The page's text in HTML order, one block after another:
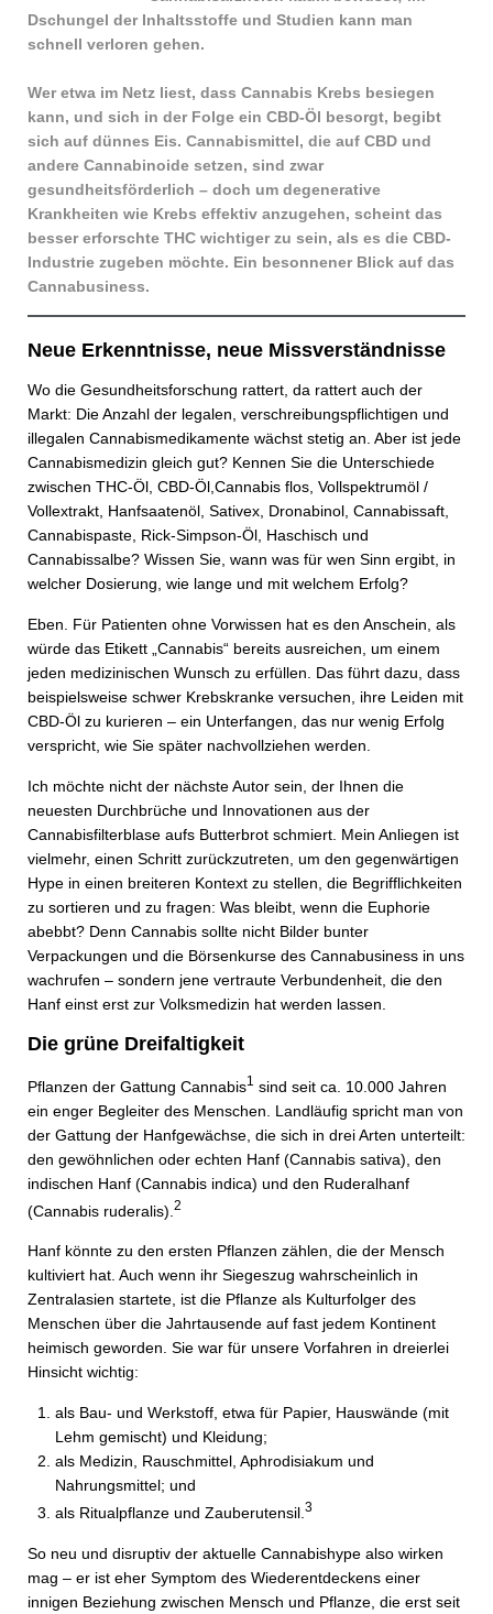
Dschungel der Inhaltsstoffe und Studien kann man
schnell verloren gehen.
Wer etwa im Netz liest, dass Cannabis Krebs besiegen
kann, und sich in der Folge ein CBD-Öl besorgt, begibt
sich auf dünnes Eis. Cannabismittel, die auf CBD und
andere Cannabinoide setzen, sind zwar
gesundheitsförderlich – doch um degenerative
Krankheiten wie Krebs effektiv anzugehen, scheint das
besser erforschte THC wichtiger zu sein, als es die CBD-
Industrie zugeben möchte. Ein besonnener Blick auf das
Canna­business.
Neue Erkenntnisse, neue Missverständnisse
Wo die Gesundheitsforschung rattert, da rattert auch der
Markt: Die Anzahl der legalen, verschreibungspflichtigen und
illegalen Cannabismedikamente wächst stetig an. Aber ist jede
Cannabismedizin gleich gut? Kennen Sie die Unterschiede
zwischen THC-Öl, CBD-Öl,Cannabis flos, Vollspektrumöl /
Vollextrakt, Hanfsaatenöl, Sativex, Dronabinol, Cannabissaft,
Cannabispaste, Rick-Simpson-Öl, Haschisch und
Cannabissalbe? Wissen Sie, wann was für wen Sinn ergibt, in
welcher Dosierung, wie lange und mit welchem Erfolg?
Eben. Für Patienten ohne Vorwissen hat es den Anschein, als
würde das Etikett „Cannabis“ bereits ausreichen, um einem
jeden medizinischen Wunsch zu erfüllen. Das führt dazu, dass
beispielsweise schwer Krebskranke versuchen, ihre Leiden mit
CBD-Öl zu kurieren – ein Unterfangen, das nur wenig Erfolg
verspricht, wie Sie später nachvollziehen werden.
Ich möchte nicht der nächste Autor sein, der Ihnen die
neuesten Durchbrüche und Innovationen aus der
Cannabisfilterblase aufs Butterbrot schmiert. Mein Anliegen ist
vielmehr, einen Schritt zurückzutreten, um den gegenwärtigen
Hype in einen breiteren Kontext zu stellen, die Begrifflichkeiten
zu sortieren und zu fragen: Was bleibt, wenn die Euphorie
abebbt? Denn Cannabis sollte nicht Bilder bunter
Verpackungen und die Börsenkurse des Cannabusiness in uns
wachrufen – sondern jene vertraute Verbundenheit, die den
Hanf einst erst zur Volksmedizin hat werden lassen.
Die grüne Dreifaltigkeit
Pflanzen der Gattung Cannabis1 sind seit ca. 10.000 Jahren
ein enger Begleiter des Menschen. Landläufig spricht man von
der Gattung der Hanfgewächse, die sich in drei Arten unterteilt:
den gewöhnlichen oder echten Hanf (Cannabis sativa), den
indischen Hanf (Cannabis indica) und den Ruderalhanf
(Cannabis ruderalis). 2
Hanf könnte zu den ersten Pflanzen zählen, die der Mensch
kultiviert hat. Auch wenn ihr Siegeszug wahrscheinlich in
Zentralasien startete, ist die Pflanze als Kulturfolger des
Menschen über die Jahrtausende auf fast jedem Kontinent
heimisch geworden. Sie war für unsere Vorfahren in dreierlei
Hinsicht wichtig:
als Bau- und Werkstoff, etwa für Papier, Hauswände (mit
Lehm gemischt) und Kleidung;
als Medizin, Rauschmittel, Aphrodisiakum und
Nahrungsmittel; und
als Ritualpflanze und Zauberutensil. 3
So neu und disruptiv der aktuelle Cannabishype also wirken
mag – er ist eher Symptom des Wiederentdeckens einer
innigen Beziehung zwischen Mensch und Pflanze, die erst seit